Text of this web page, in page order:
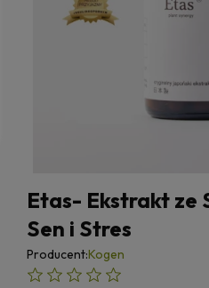
Etas- Ekstrakt ze
Sen i Stres
Producent:Kogen